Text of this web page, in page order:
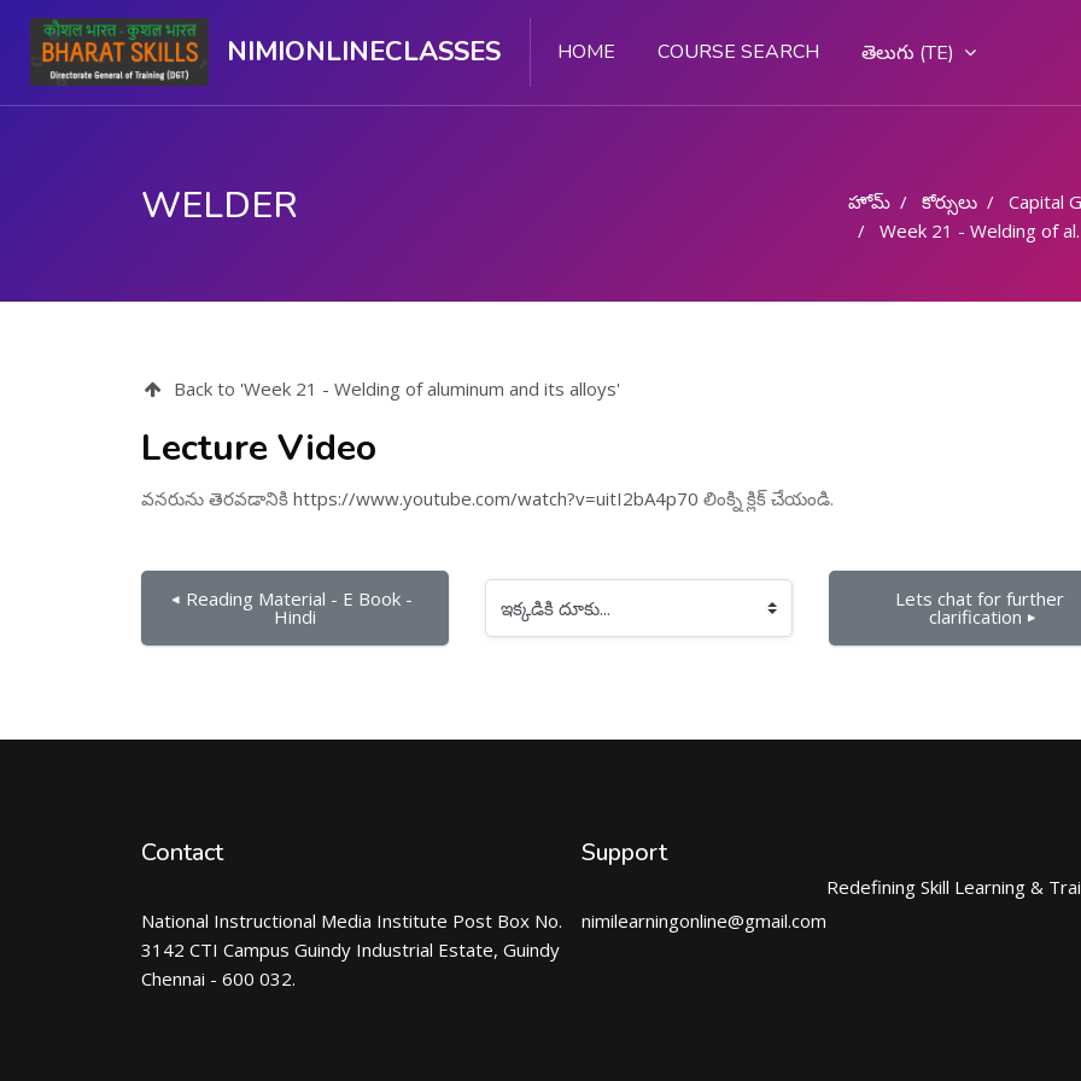
NIMIONLINECLASSES HOME COURSE SEARCH తెలుగు ‎(TE)‎
WELDER హోమ్ కోర్సులు Capital
Week 21 - Welding of aluminum and its alloys
Back to 'Week 21 - Welding of aluminum and its alloys'
Lecture Video
వనరును తెరవడానికి https://www.youtube.com/watch?v=uitI2bA4p70 లింక్ని క్లిక్ చేయండి.
◀︎ Reading Material - E Book -
Hindi ఇక్కడికి దూకు... Lets chat for further
clarification ▶︎
Contact
National Instructional Media Institute Post Box No.
3142 CTI Campus Guindy Industrial Estate, Guindy
Chennai - 600 032.
Support
nimilearningonline@gmail.com
Redefining Skill Learning &